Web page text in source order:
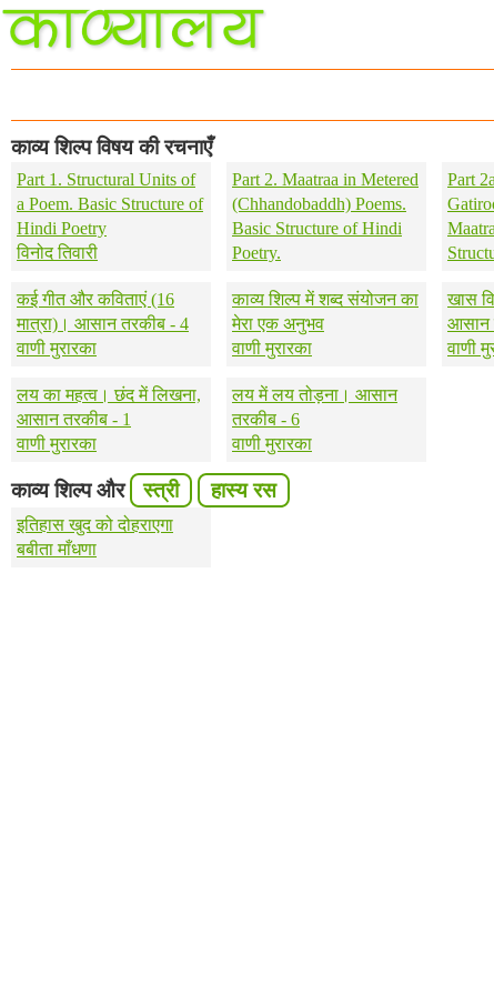
काव्य शिल्प विषय की रचनाएँ
Part 1. Structural Units of
a Poem. Basic Structure of
Hindi Poetry
विनोद तिवारी
Part 2. Maatraa in Metered
(Chhandobaddh) Poems.
Basic Structure of Hindi
Poetry.
Part
कई गीत और कविताएं (16
मात्रा)। आसान तरकीब - 4
वाणी मुरारका
काव्य शिल्प में शब्द संयोजन का
मेरा एक अनुभव
वाणी मुरारका
खास
आसान
वाणी
लय का महत्व। छंद में लिखना,
आसान तरकीब - 1
वाणी मुरारका
लय में लय तोड़ना। आसान
तरकीब - 6
वाणी मुरारका
काव्य शिल्प और स्त्री हास्य रस
इतिहास खुद को दोहराएगा
बबीता माँधणा